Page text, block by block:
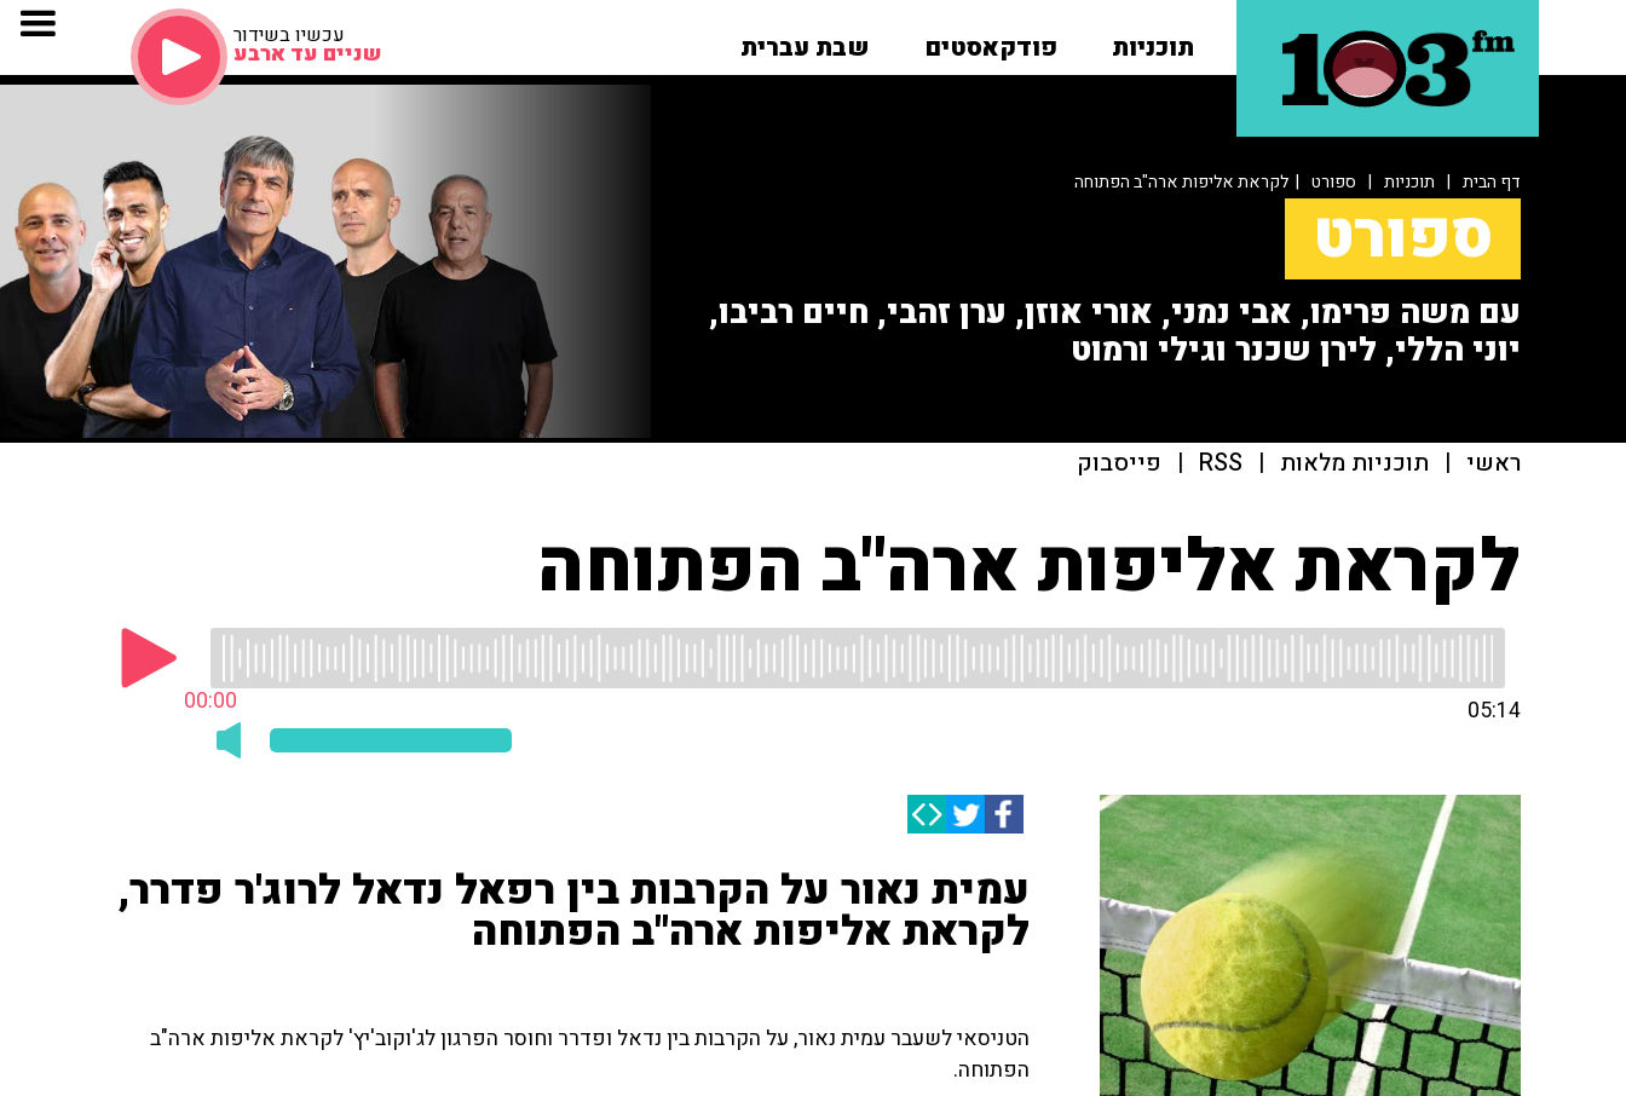
תוכניות פודקאסטים שבת עברית עכשיו בשידור
שניים עד ארבע
דף הבית | תוכניות | ספורט | לקראת אליפות ארה"ב הפתוחה
ספורט
עם משה פרימו, אבי נמני, אורי אוזן, ערן זהבי, חיים רביבו,
יוני הללי, לירן שכנר וגילי ורמוט
ראשי | תוכניות מלאות |
RSS
| פייסבוק
לקראת אליפות ארה"ב הפתוחה
00:00 05:14
עמית נאור על הקרבות בין רפאל נדאל לרוג'ר פדרר,
לקראת אליפות ארה"ב הפתוחה
הטניסאי לשעבר עמית נאור, על הקרבות בין נדאל ופדרר וחוסר הפרגון לג'וקוב'יץ' לקראת אליפות ארה"ב
הפתוחה.